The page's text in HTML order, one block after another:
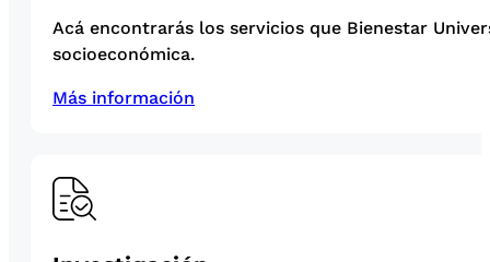
Acá encontrarás los servicios que Bienestar
socioeconómica.
Más información